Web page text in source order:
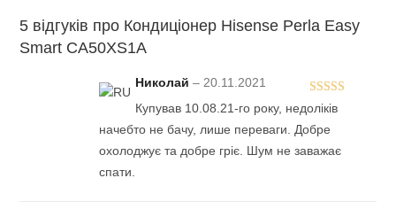
5 відгуків про Кондиціонер Hisense Perla Easy
Smart CA50XS1A
Rated
of 5
Николай– 20.11.2021
Купував 10.08.21-го року, недоліків
начебто не бачу, лише переваги. Добре
охолоджує та добре гріє. Шум не заважає
спати.